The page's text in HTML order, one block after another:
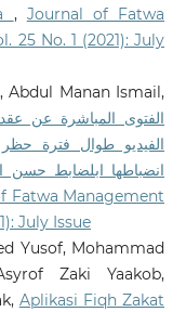
, Journal of Fatwa
25 No. 1 (2021): July
Abdul Manan Ismail,
الفتوى المباشرة عن
الفيديو طوال فترة
انضباطها ابلضابط حسن
Fatwa Management
July Issue
Yusof, Mohammad
Zaki Yaakob,
Aplikasi Fiqh Zakat